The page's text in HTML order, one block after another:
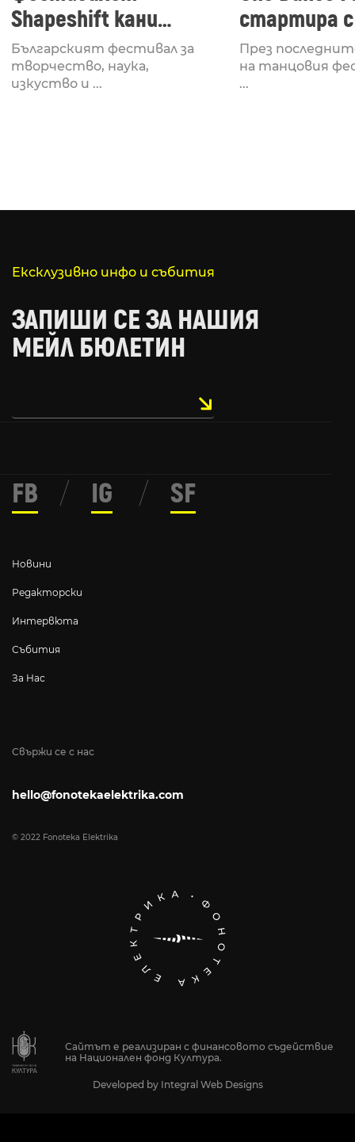
Shapeshift кани
Fabrizio Mammarella
за откриването си
Българският фестивал за
творчество, наука,
изкуство и ...
стартира
Lucid,
рейв
През
на танцовия
...
Ексклузивно инфо и събития
ЗАПИШИ СЕ ЗА НАШИЯ
МЕЙЛ БЮЛЕТИН
Свържи се с нас
hello@fonotekaelektrika.com
© 2022 Fonoteka Elektrika
Новини
Редакторски
Интервюта
Събития
За Нас
FB / IG / SF
Сайтът е реализиран с финансовото съдействие
на Национален фонд Култура.
Developed by Integral Web Designs